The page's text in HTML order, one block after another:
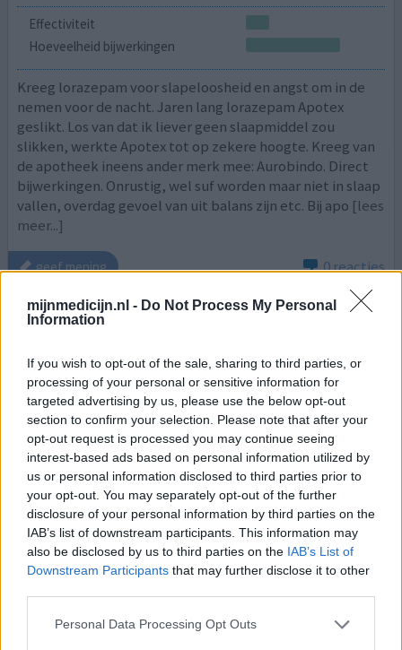
mijnmedicijn.nl - Do Not Process My Personal
Information
If you wish to opt-out of the sale, sharing to third parties, or
processing of your personal or sensitive information for
targeted advertising by us, please use the below opt-out
section to confirm your selection. Please note that after your
opt-out request is processed you may continue seeing
interest-based ads based on personal information utilized by
us or personal information disclosed to third parties prior to
your opt-out. You may separately opt-out of the further
disclosure of your personal information by third parties on the
IAB’s list of downstream participants. This information may
also be disclosed by us to third parties on the IAB’s List of
Downstream Participants that may further disclose it to other
Personal Data Processing Opt Outs
Effectiviteit
Hoeveelheid bijwerkingen
Kreeg lorazepam voor slapeloosheid en angst om in de
nemen voor de nacht. Jaren lang lorazepam Apotex
geslikt. Los van dat ik liever geen slaapmiddel zou
slikken, werkte Apotex tot op zekere hoogte. Kreeg van
de apotheek ineens ander merk mee: Aurobindo. Direct
bijwerkingen. Onrustig, wel suf worden maar niet in slaap
vallen, overdag gevoel van uit balans zijn etc. Bij apo [lees
meer...]
geef mening 0 reacties
27-12-2022 | Man | 35
lorazepam (1mg)
Slapeloosheid
Effectiviteit
Hoeveelheid bijwerkingen
Middel heeft lange tijd gefunctioneerd, helaas doet het
momenteel niet veel meer door vele gebruik. Enorm
verslavend en flinke afkickverschijnselen zoals niet meer
kunnen slapen.
geef mening 0 reacties